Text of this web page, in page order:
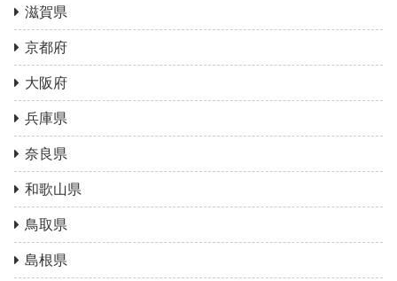
滋賀県
京都府
大阪府
兵庫県
奈良県
和歌山県
鳥取県
島根県